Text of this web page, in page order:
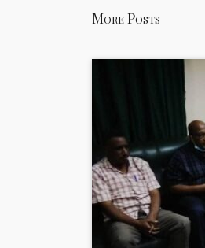
More Posts